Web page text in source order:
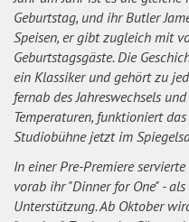
Geburtstag, und ihr Butler
Speisen, er gibt zugleich mit
Geburtstagsgäste. Die
ein Klassiker und gehört zu
fernab des Jahreswechsels
Temperaturen, funktioniert
Studiobühne jetzt im
In einer Pre-Premiere
vorab ihr "Dinner for One" -
Unterstützung. Ab Oktober